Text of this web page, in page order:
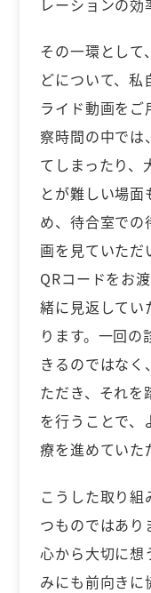
レーションの効
その一環として
どについて、私
ライド動画を
察時間の中では
てしまったり、
とが難しい場
め、待合室での
画を見ていただ
QRコードをお
緒に見返してい
ります。一回の
きるのではな
ただき、それを
を行うことで、
療を進めていた
こうした取り
つものではあり
心から大切に想
みにも前向きに